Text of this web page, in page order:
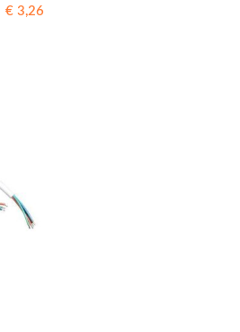
€3,26